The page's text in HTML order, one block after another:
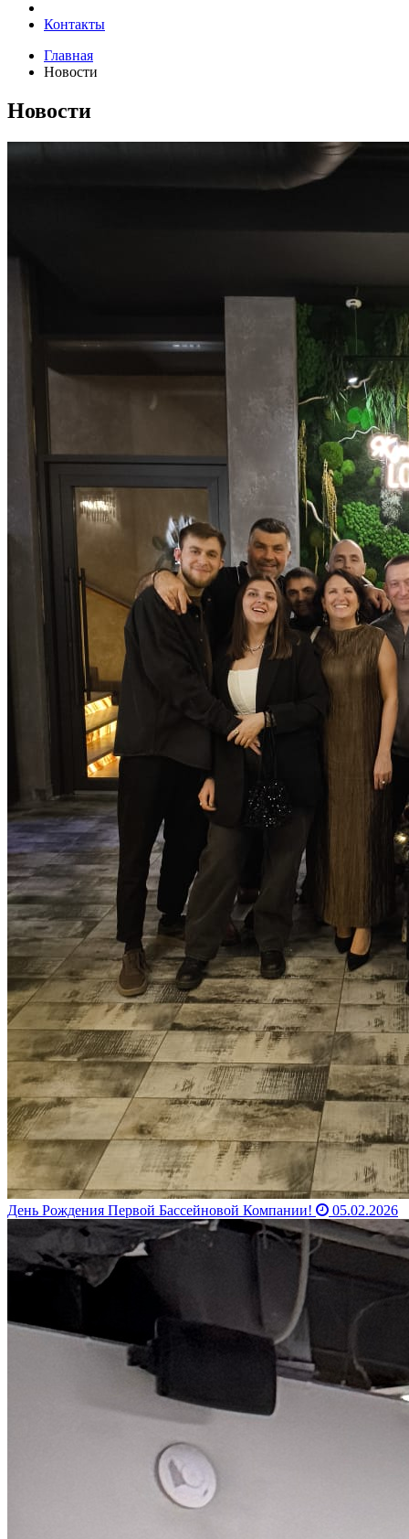
Контакты
Главная
Новости
Новости
День Рождения Первой Бассейновой Компании! 05.02.2026